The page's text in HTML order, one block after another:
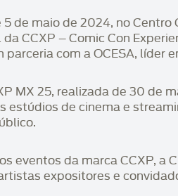
5 de maio de 2024, no
CCXP – Comic Con
parceria com a OCESA, líder
MX 25, realizada de 30 de
estúdios de cinema e
eventos da marca CCXP,
expositores e